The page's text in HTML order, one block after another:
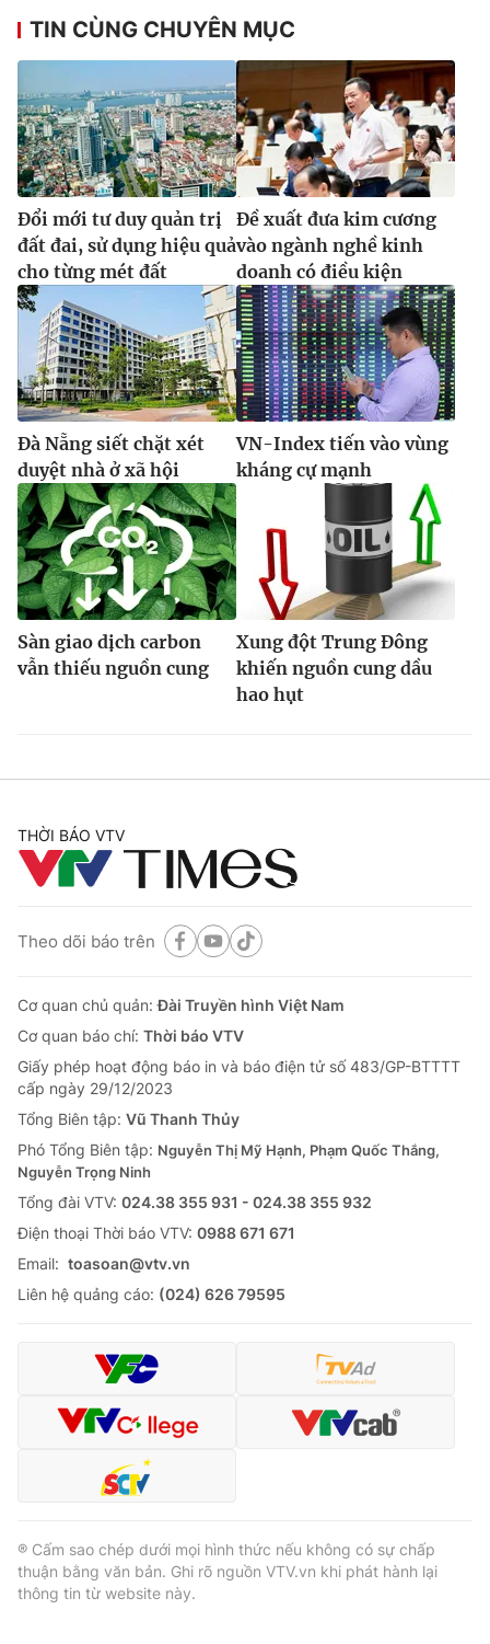
TIN CÙNG CHUYÊN MỤC
Đổi mới tư duy quản trị
đất đai, sử dụng hiệu quả
cho từng mét đất
Đề xuất đưa kim cương
vào ngành nghề kinh
doanh có điều kiện
Đà Nẵng siết chặt xét
duyệt nhà ở xã hội
VN-Index tiến vào vùng
kháng cự mạnh
Sàn giao dịch carbon
vẫn thiếu nguồn cung
Xung đột Trung Đông
khiến nguồn cung dầu
hao hụt
THỜI BÁO VTV
Theo dõi báo trên
Cơ quan chủ quản:Đài Truyền hình Việt Nam
Cơ quan báo chí: Thời báo VTV
Giấy phép hoạt động báo in và báo điện tử số 483/GP-BTTTT
cấp ngày 29/12/2023
Tổng Biên tập: Vũ Thanh Thủy
Phó Tổng Biên tập: Nguyễn Thị Mỹ Hạnh, Phạm Quốc Thắng,
Nguyễn Trọng Ninh
Tổng đài VTV: 024.38 355 931 - 024.38 355 932
Ðiện thoại Thời báo VTV: 0988 671 671
Email: toasoan@vtv.vn
Liên hệ quảng cáo: (024) 626 79595
® Cấm sao chép dưới mọi hình thức nếu không có sự chấp
thuận bằng văn bản. Ghi rõ nguồn VTV.vn khi phát hành lại
thông tin từ website này.